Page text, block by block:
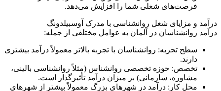
فرصت‌های شغلی شما را افزایش می‌دهد.
درآمد و مزایای شغل روانشناسی با مدرک آوسبیلدونگ
درآمد روانشناسان در آلمان به عوامل مختلفی از جمله:
سطح تجربه: روانشناسان با تجربه بالاتر معمولاً درآمد بیشتری
دارند.
تخصص: حوزه تخصصی روانشناس (مثلاً روانشناسی بالینی،
مشاوره، سازمانی) بر میزان درآمد تأثیرگذار است.
محل کار: درآمد در شهرهای بزرگ معمولاً بیشتر از شهرهای